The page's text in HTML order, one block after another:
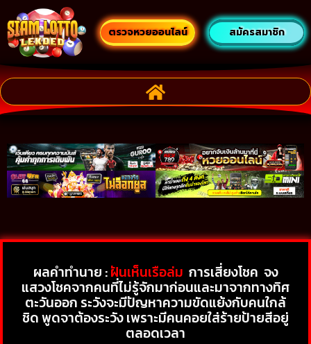
ตรวจหวยออนไลน์ สมัครสมาชิก
ผลคำทำนาย :ฝันเห็นเรือล่ม การเสี่ยงโชค จง
แสวงโชคจากคนที่ไม่รู้จักมาก่อนและมาจากทางทิศ
ตะวันออก ระวังจะมีปัญหาความขัดแย้งกับคนใกล้
ชิด พูดจาต้องระวัง เพราะมีคนคอยใส่ร้ายป้ายสีอยู่
ตลอดเวลา